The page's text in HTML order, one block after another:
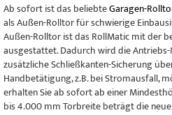
Ab sofort ist das beliebteGaragen-
als Außen-Rolltor für schwierige
Außen-Rolltor ist das RollMatic mit der
ausgestattet. Dadurch wird die
zusätzliche Schließkanten-Sicherung
Handbetätigung, z.B. bei Stromausfall,
erhalten Sie ab sofort ab einer
bis 4.000 mm Torbreite beträgt die